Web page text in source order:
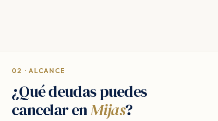
02 · ALCANCE
¿Qué deudas puedes
cancelar enMijas?